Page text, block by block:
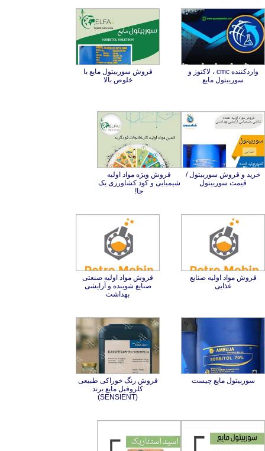
واردکننده cmc ، لاکتوز و
سوربیتول مایع
فروش سوربیتول مایع با
خلوص بالا
خرید و فروش سوربیتول /
قیمت سوربیتول
فروش ویژه مواد اولیه
شیمیایی و کود کشاورزی یک
جا!
فروش مواد اولیه صنایع
غذایی
فروش مواد اولیه صنعتی
صنایع شوینده و آرایشی
بهداشت
سوربیتول مایع چیست فروش رنگ خوراکی طبیعی
کلروفیل مایع برند
(SENSIENT)